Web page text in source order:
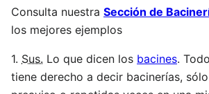
Consulta nuestra Sección de
los mejores ejemplos
1. Sus. Lo que dicen los bacines.
tiene derecho a decir bacinerías,